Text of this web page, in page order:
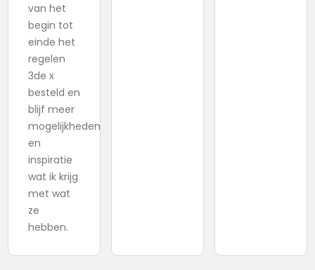
van het
begin tot
einde het
regelen
3de x
besteld en
blijf meer
mogelijkheden
en
inspiratie
wat ik krijg
met wat
ze
hebben.